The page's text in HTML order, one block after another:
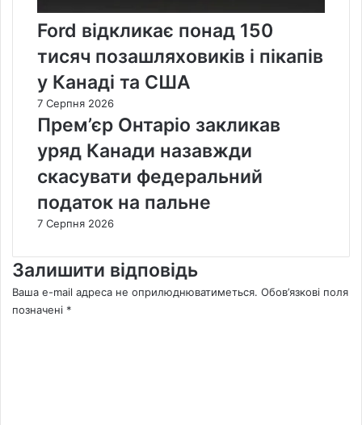
Ford відкликає понад 150
тисяч позашляховиків і пікапів
у Канаді та США
7 Серпня 2026
Прем’єр Онтаріо закликав
уряд Канади назавжди
скасувати федеральний
податок на пальне
7 Серпня 2026
Залишити відповідь
Ваша e-mail адреса не оприлюднюватиметься. Обов’язкові поля
позначені *